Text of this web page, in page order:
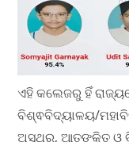
ଏହି କଲେଜରୁ ହିଁ
ବିଶ୍ଵବିଦ୍ୟାଳୟ/
ଅସ୍ଥିର, ଆତଙ୍କିତ ଓ